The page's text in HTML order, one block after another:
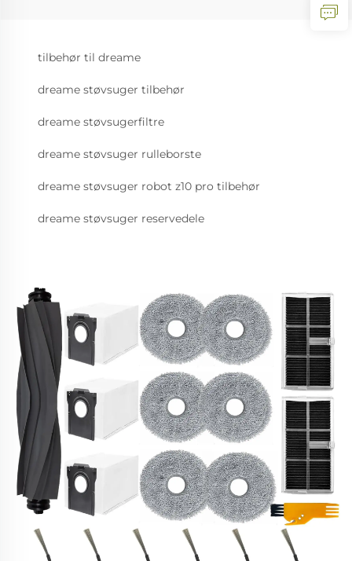
tilbehør til dreame
dreame støvsuger tilbehør
dreame støvsugerfiltre
dreame støvsuger rulleborste
dreame støvsuger robot z10 pro tilbehør
dreame støvsuger reservedele